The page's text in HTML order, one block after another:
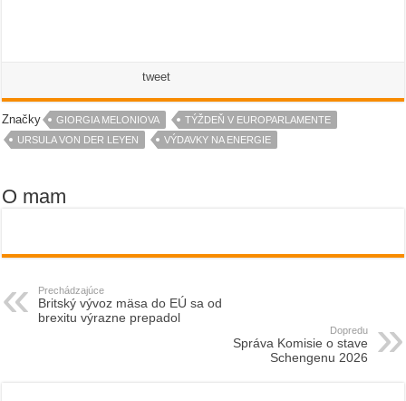
tweet
Značky GIORGIA MELONIOVA
TÝŽDEŇ V EUROPARLAMENTE
URSULA VON DER LEYEN
VÝDAVKY NA ENERGIE
O mam
Prechádzajúce
Britský vývoz mäsa do EÚ sa od
brexitu výrazne prepadol
Dopredu
Správa Komisie o stave
Schengenu 2026